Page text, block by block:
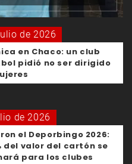
de 2026
en Chaco: un club
pidió no ser dirigido
de 2026
el Deporbingo 2026:
del valor del cartón se
para los clubes